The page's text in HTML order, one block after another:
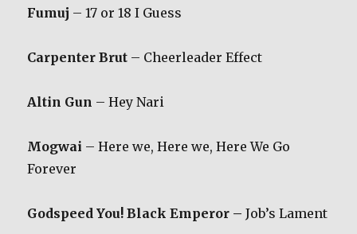
Fumuj – 17 or 18 I Guess
Carpenter Brut – Cheerleader Effect
Altin Gun – Hey Nari
Mogwai – Here we, Here we, Here We Go
Forever
Godspeed You! Black Emperor – Job’s Lament